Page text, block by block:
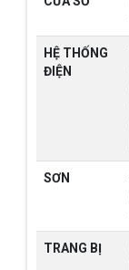
HỆ THỐNG
ĐIỆN
SƠN
TRANG BỊ